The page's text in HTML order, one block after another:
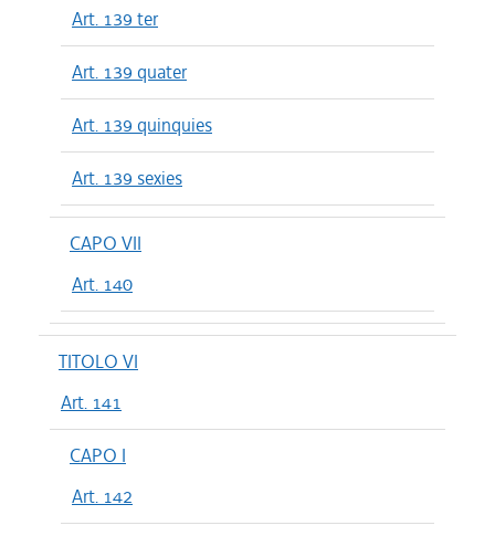
Art. 139 ter
Art. 139 quater
Art. 139 quinquies
Art. 139 sexies
CAPO VII
Art. 140
TITOLO VI
Art. 141
CAPO I
Art. 142